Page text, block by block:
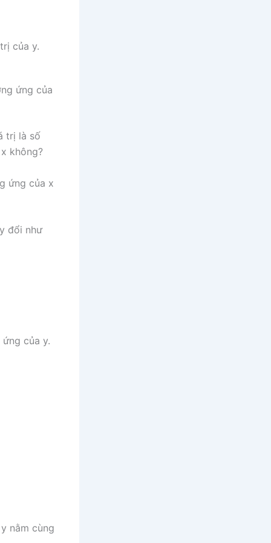
của y.
ứng của
trị là số
không?
ứng của x
đổi như
của y.
nằm cùng